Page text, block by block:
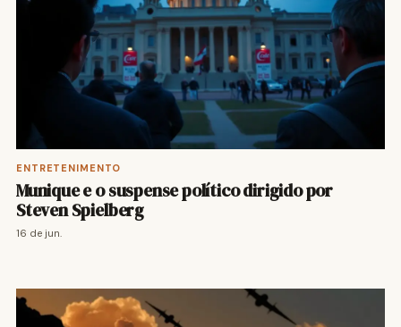
ENTRETENIMENTO
Munique e o suspense político dirigido por
Steven Spielberg
16 de jun.